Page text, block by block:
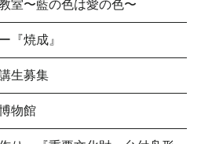
室〜藍の色は愛の色〜
『焼成』
生募集
物館